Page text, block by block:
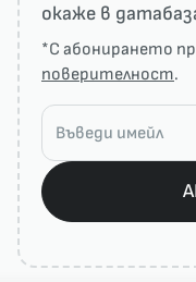
окаже в
*С абонирането
поверителност.